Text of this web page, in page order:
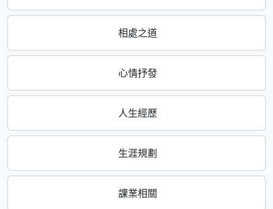
相處之道
心情抒發
人生經歷
生涯規劃
課業相關